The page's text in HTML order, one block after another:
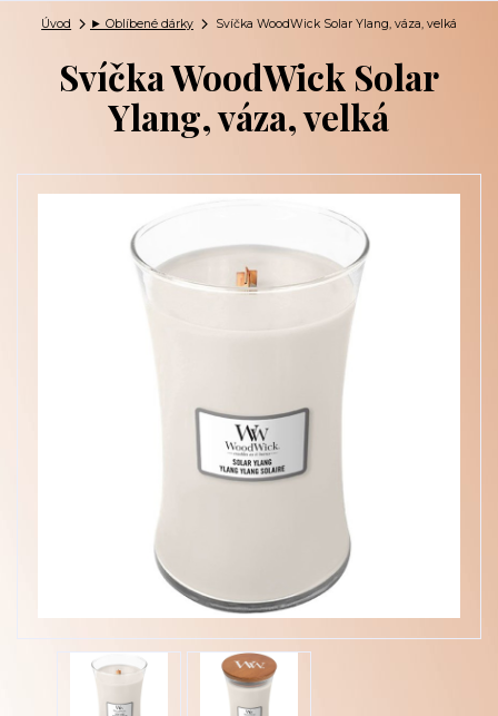
Úvod ► Oblíbené dárky Svíčka WoodWick Solar Ylang, váza, velká
Svíčka WoodWick Solar
Ylang, váza, velká